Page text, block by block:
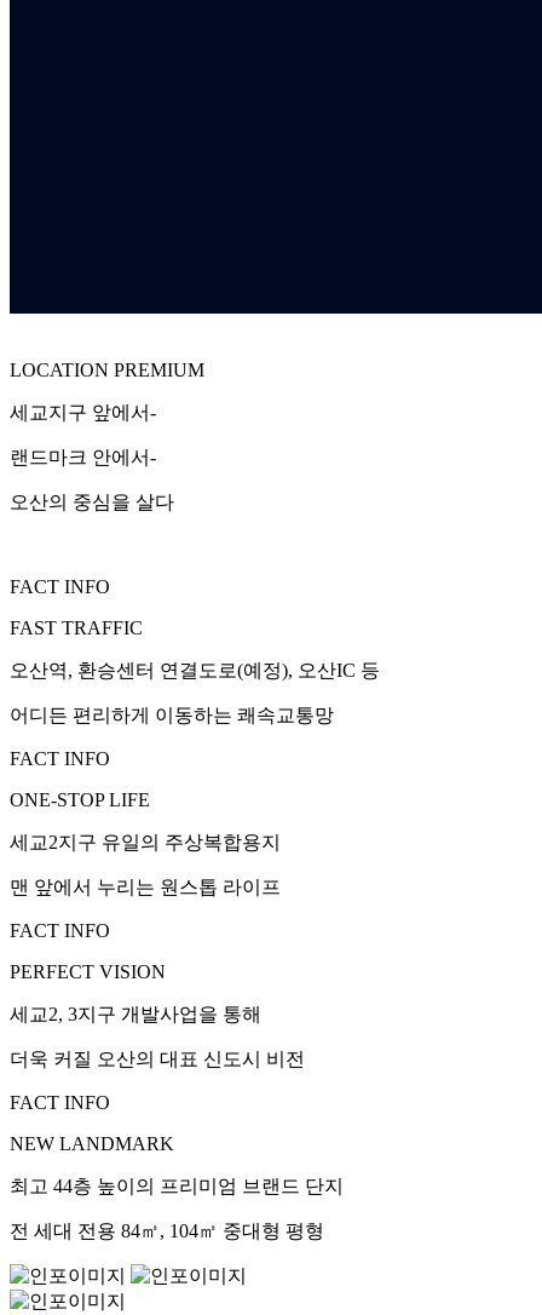
LOCATION PREMIUM
세교지구 앞에서-
랜드마크 안에서-
오산의 중심을 살다
FACT INFO
FAST TRAFFIC
오산역, 환승센터 연결도로(예정), 오산IC 등
어디든 편리하게 이동하는 쾌속교통망
FACT INFO
ONE-STOP LIFE
세교2지구 유일의 주상복합용지
맨 앞에서 누리는 원스톱 라이프
FACT INFO
PERFECT VISION
세교2, 3지구 개발사업을 통해
더욱 커질 오산의 대표 신도시 비전
FACT INFO
NEW LANDMARK
최고 44층 높이의 프리미엄 브랜드 단지
전 세대 전용 84㎡, 104㎡ 중대형 평형